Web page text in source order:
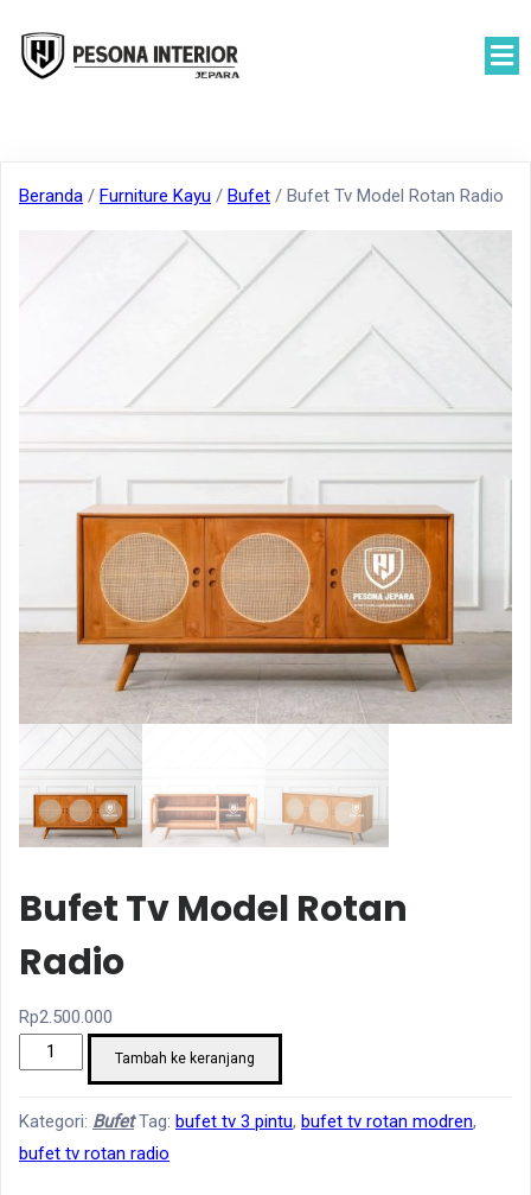
Beranda / Furniture Kayu / Bufet / Bufet Tv Model Rotan Radio
Bufet Tv Model Rotan
Radio
Rp2.500.000
Kuantitas
Tv
Model
Tambah ke keranjang
Kategori: Bufet Tag: bufet tv 3 pintu, bufet tv rotan modren,
bufet tv rotan radio